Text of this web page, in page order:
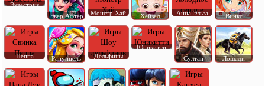
Эквестрия
Эвер Афтер
Монстр Хай Хейзел Анна Эльза Винкс
Пеппа Рапунцель Дельфины
Юникитти
Султан
Лошади